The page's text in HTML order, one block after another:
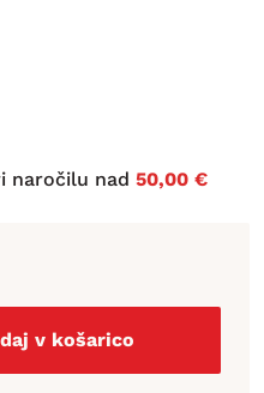
naročilu nad 50,00 €
v košarico